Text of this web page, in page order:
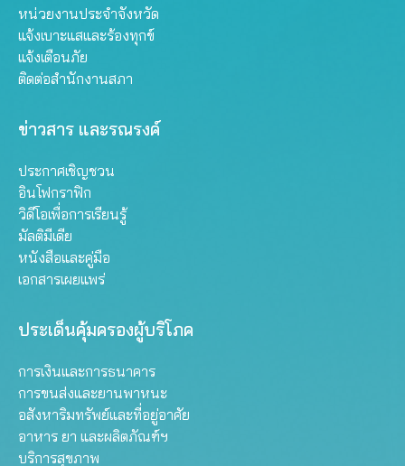
หน่วยงานประจำจังหวัด
แจ้งเบาะแสและร้องทุกข์
แจ้งเตือนภัย
ติดต่อสำนักงานสภา
ข่าวสาร และรณรงค์
ประกาศเชิญชวน
อินโฟกราฟิก
วิดีโอเพื่อการเรียนรู้
มัลติมีเดีย
หนังสือและคู่มือ
เอกสารเผยแพร่
ประเด็นคุ้มครองผู้บริโภค
การเงินและการธนาคาร
การขนส่งและยานพาหนะ
อสังหาริมทรัพย์และที่อยู่อาศัย
อาหาร ยา และผลิตภัณฑ์ฯ
บริการสุขภาพ